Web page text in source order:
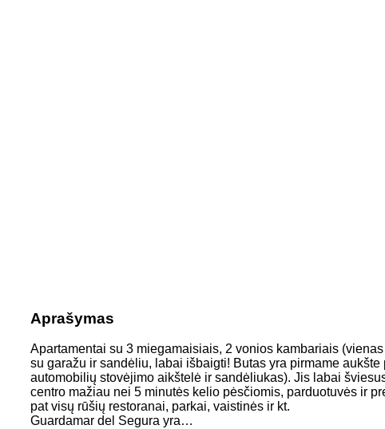
Aprašymas
Apartamentai su 3 miegamaisiais, 2 vonios kambariais
su garažu ir sandėliu, labai išbaigti! Butas yra pirmame
automobilių stovėjimo aikštelė ir sandėliukas). Jis labai
centro mažiau nei 5 minutės kelio pėsčiomis, parduotuvės ir
pat visų rūšių restoranai, parkai, vaistinės ir kt.
Guardamar del Segura yra…